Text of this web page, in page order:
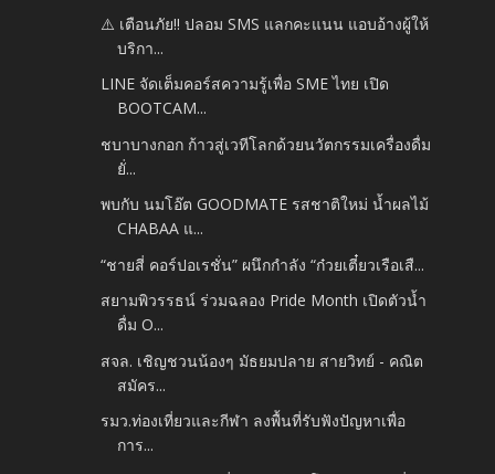
⚠️ เตือนภัย!! ปลอม SMS แลกคะแนน แอบอ้างผู้ให้
บริกา...
LINE จัดเต็มคอร์สความรู้เพื่อ SME ไทย เปิด
BOOTCAM...
ชบาบางกอก ก้าวสู่เวทีโลกด้วยนวัตกรรมเครื่องดื่ม
ยั่...
พบกับ นมโอ๊ต GOODMATE รสชาติใหม่ น้ำผลไม้
CHABAA แ...
“ชายสี่ คอร์ปอเรชั่น” ผนึกกำลัง “ก๋วยเตี๋ยวเรือเสื...
สยามพิวรรธน์ ร่วมฉลอง Pride Month เปิดตัวน้ำ
ดื่ม O...
สจล. เชิญชวนน้องๆ มัธยมปลาย สายวิทย์ - คณิต
สมัคร...
รมว.ท่องเที่ยวและกีฬา ลงพื้นที่รับฟังปัญหาเพื่อ
การ...